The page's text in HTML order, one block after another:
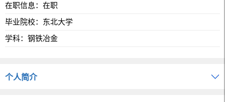
在职信息：在职
毕业院校：东北大学
学科：钢铁冶金
个人简介